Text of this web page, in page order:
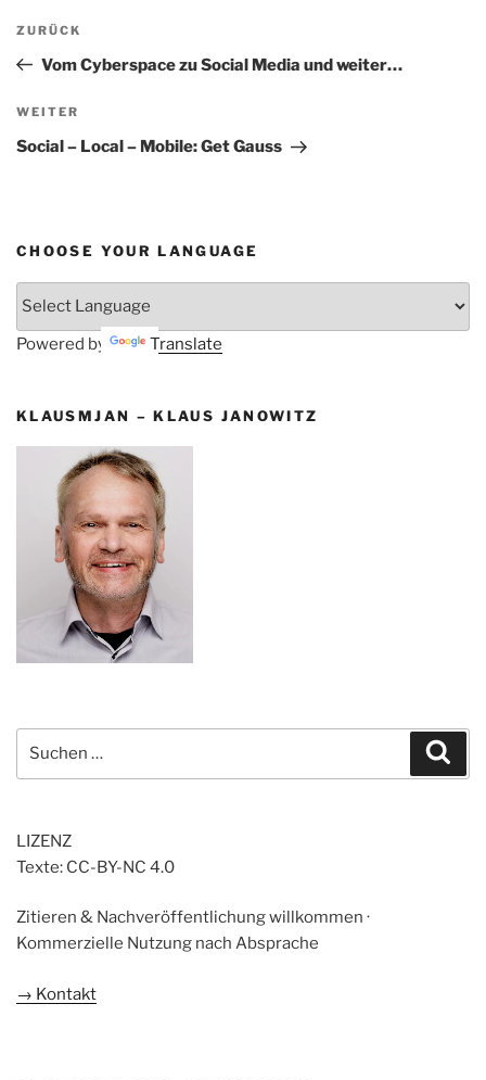
Beitragsnavigation
Vorheriger
Beitrag
ZURÜCK
Vom Cyberspace zu Social Media und weiter…
Nächster
Beitrag
WEITER
Social – Local – Mobile: Get Gauss
CHOOSE YOUR LANGUAGE
Powered by Translate
KLAUSMJAN – KLAUS JANOWITZ
nach:
LIZENZ
Texte: CC-BY-NC 4.0
Zitieren & Nachveröffentlichung willkommen ·
Kommerzielle Nutzung nach Absprache
→ Kontakt